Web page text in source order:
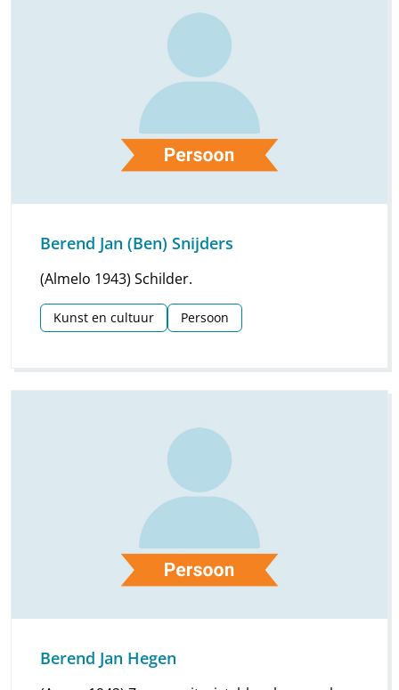
Berend Jan (Ben) Snijders
(Almelo 1943) Schilder.
Kunst en cultuur Persoon
Berend Jan Hegen